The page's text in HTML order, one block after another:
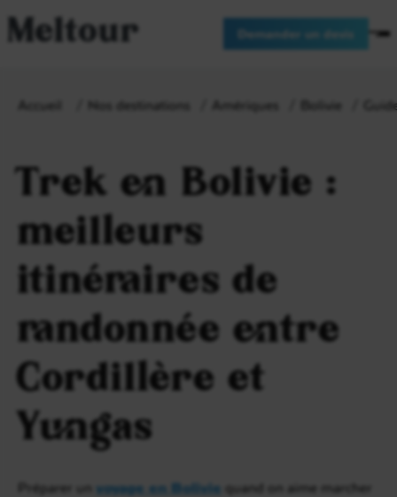
Meltour Demander un devis
Accueil Nos destinations Amériques Bolivie
Trek en Bolivie :
meilleurs
itinéraires de
randonnée entre
Cordillère et
Yungas
Préparer un voyage en Bolivie quand on aime marcher